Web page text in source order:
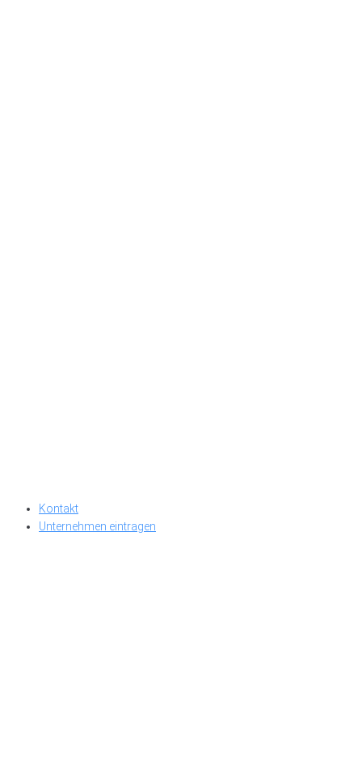
Kontakt
Unternehmen eintragen